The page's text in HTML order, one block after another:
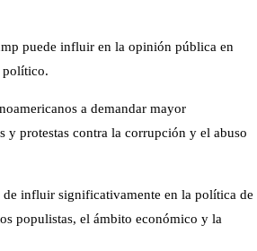
puede influir en la opinión pública en
político.
a demandar mayor
y protestas contra la corrupción y el abuso
influir significativamente en la política de
populistas, el ámbito económico y la